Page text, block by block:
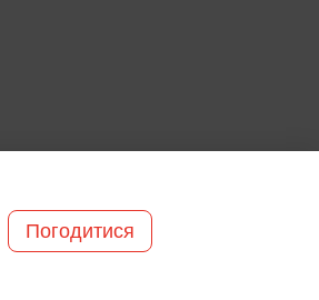
Погодитися